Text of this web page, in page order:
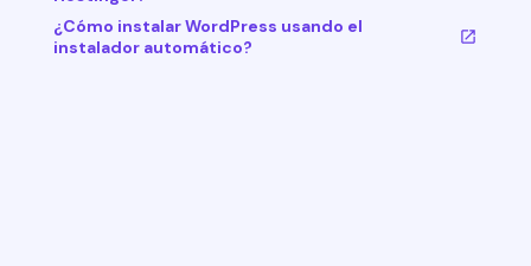
¿Cómo instalar WordPress usando el
instalador automático?